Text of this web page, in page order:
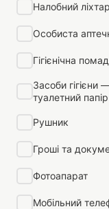
Налобний
Особиста
Гігієнічна
Засоби
туалетний папір
Рушник
Гроші та
Фотоапарат
Мобільний